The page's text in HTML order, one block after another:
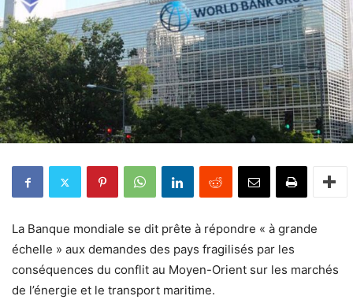
La Banque mondiale se dit prête à répondre « à grande
échelle » aux demandes des pays fragilisés par les
conséquences du conflit au Moyen-Orient sur les marchés
de l’énergie et le transport maritime.